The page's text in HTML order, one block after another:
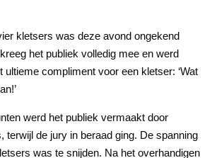
kletsers was deze avond ongekend
het publiek volledig mee en werd
ultieme compliment voor een kletser: ‘Wat
werd het publiek vermaakt door
terwijl de jury in beraad ging. De spanning
was te snijden. Na het overhandigen